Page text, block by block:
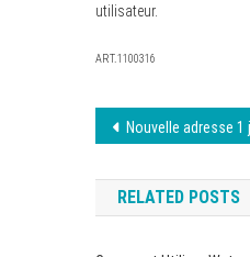
utilisateur.
ART.1100316
Navigation
de
l’article
Nouvelle adresse 1 jour 1 film :
RELATED POSTS